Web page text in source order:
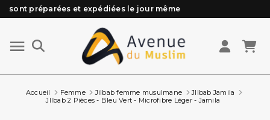
sont préparées et expédiées le jour même
Besoin d'aide ? Retrouvez notre FAQ
Livraison offerte à partir de 89€ d'achat*
Les Commandes passées avant 15h (lun au Vend)
Accueil Femme Jilbab femme musulmane
JIlbab Jamila
JIlbab 2 Pièces - Bleu Vert - Microfibre Léger - Jamila